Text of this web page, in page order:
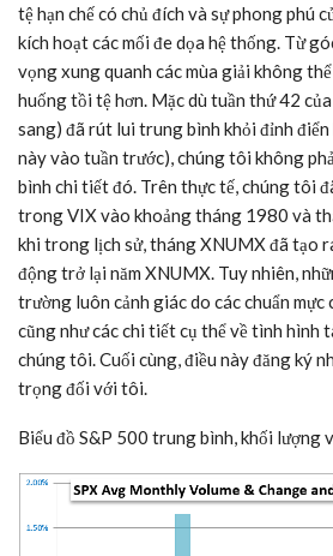
tệ hạn chế có chủ đích và sự phong phú
kích hoạt các mối đe dọa hệ thống. Từ
vọng xung quanh các mùa giải không
huống tồi tệ hơn. Mặc dù tuần thứ 42
sang) đã rút lui trung bình khỏi đỉnh điển
này vào tuần trước), chúng tôi không
bình chi tiết đó. Trên thực tế, chúng tôi
trong VIX vào khoảng tháng 1980 và
khi trong lịch sử, tháng XNUMX đã tạo
động trở lại năm XNUMX. Tuy nhiên,
trường luôn cảnh giác do các chuẩn mực
cũng như các chi tiết cụ thể về tình hình
chúng tôi. Cuối cùng, điều này đăng ký
trọng đối với tôi.
Biểu đồ S&P 500 trung bình, khối lượng